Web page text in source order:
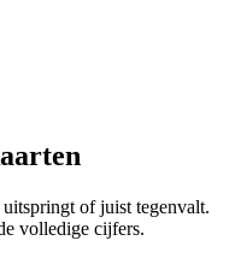
of juist tegenvalt.
volledige cijfers.